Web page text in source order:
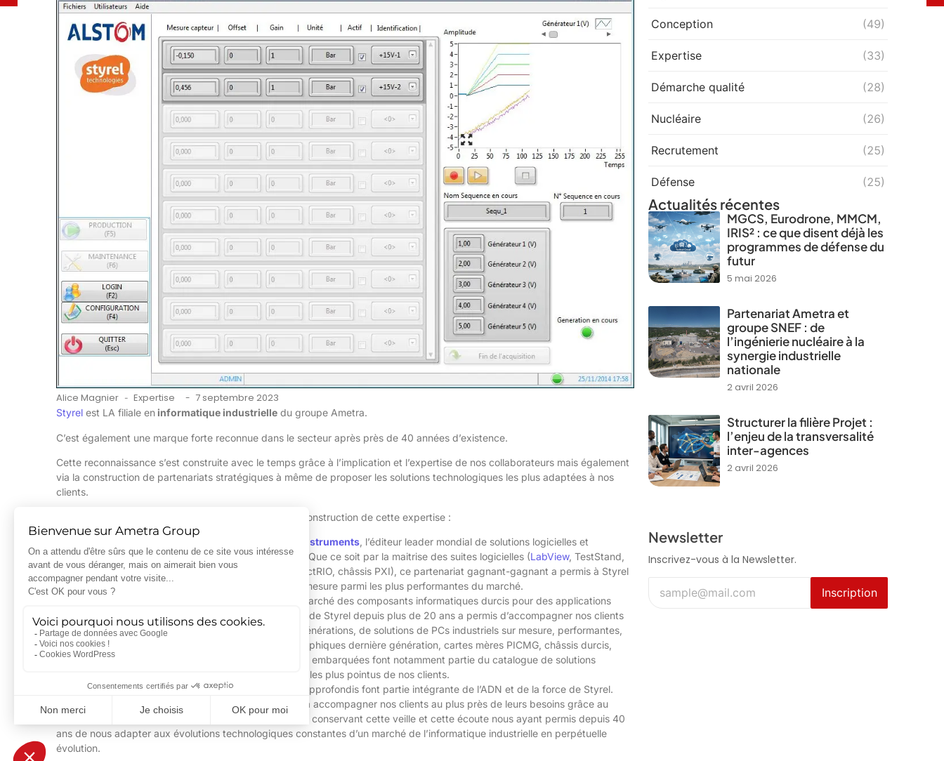
Alice Magnier - Expertise - 7 septembre 2023
Styrel est LA filiale en informatique industrielle du groupe Ametra.
C’est également une marque forte reconnue dans le secteur après près de 40 années d’existence.
Cette reconnaissance s’est construite avec le temps grâce à l’implication et l’expertise de nos collaborateurs mais également
via la construction de partenariats stratégiques à même de proposer les solutions technologiques les plus adaptées à nos
clients.
Deux partenariats ont particulièrement contribué à la construction de cette expertise :
le premier, il y a plus de 30 ans, avec National Instruments , l’éditeur leader mondial de solutions logicielles et
matérielles de test, mesure et d’instrumentation. Que ce soit par la maitrise des suites logicielles (LabView, TestStand,
VeriStand) ou matérielles (CompactDAQ, CompactRIO, châssis PXI), ce partenariat gagnant-gagnant a permis à Styrel
de proposer les solutions de bancs de tests sur mesure parmi les plus performantes du marché.
, leader mondial sur le marché des composants informatiques durcis pour des applications
industrielles. Le travail collaboratif de Portwell et de Styrel depuis plus de 20 ans a permis d’accompagner nos clients
avec le co-développement, générations après générations, de solutions de PCs industriels sur mesure, performantes,
robustes et évolutives. Processeurs et cartes graphiques dernière génération, cartes mères PICMG, châssis durcis,
extensions de slots de cartes PCIe, alimentations embarquées font notamment partie du catalogue de solutions
pérennes et performantes répondant aux enjeux les plus pointus de nos clients.
L’expertise technique et cette culture de partenariats approfondis font partie intégrante de l’ADN et de la force de Styrel.
Nous abordons l’avenir avec optimisme en continuant à accompagner nos clients au plus près de leurs besoins grâce au
renouvellement de ces partenariats historiques, tout en conservant cette veille et cette écoute nous ayant permis depuis 40
ans de nous adapter aux évolutions technologiques constantes d’un marché de l’informatique industrielle en perpétuelle
évolution.
Conception (49)
Expertise (33)
Démarche qualité (28)
Nucléaire (26)
Recrutement (25)
Défense (25)
Actualités récentes
MGCS, Eurodrone, MMCM,
IRIS² : ce que disent déjà les
programmes de défense du
futur
5 mai 2026
Partenariat Ametra et
groupe SNEF : de
l’ingénierie nucléaire à la
synergie industrielle
nationale
2 avril 2026
Structurer la filière Projet :
l’enjeu de la transversalité
inter-agences
2 avril 2026
Newsletter
Inscrivez-vous à la Newsletter.
Inscription